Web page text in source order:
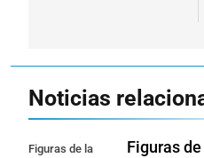
Noticias
Figuras de la
Figuras